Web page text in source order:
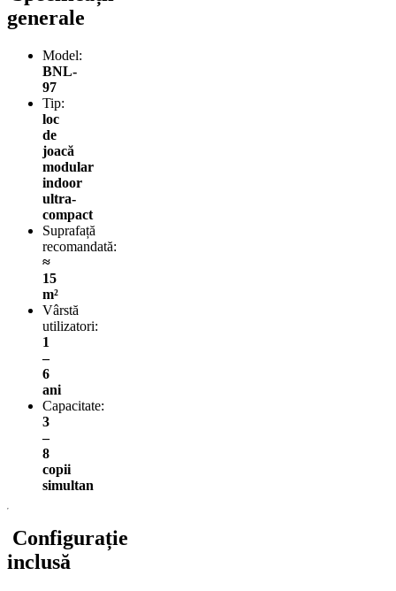
generale
Model:
BNL-
97
Tip:
loc
de
joacă
modular
indoor
ultra-
compact
Suprafață
recomandată:
≈
15
m²
Vârstă
utilizatori:
1
–
6
ani
Capacitate:
3
–
8
copii
simultan
Configurație
inclusă